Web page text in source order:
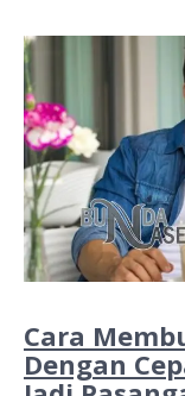
Cara
Dengan